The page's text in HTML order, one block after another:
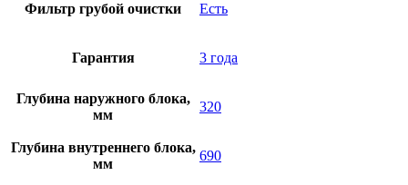
Фильтр грубой очистки Есть
Гарантия 3 года
Глубина наружного блока,
мм
320
Глубина внутреннего блока,
мм
690